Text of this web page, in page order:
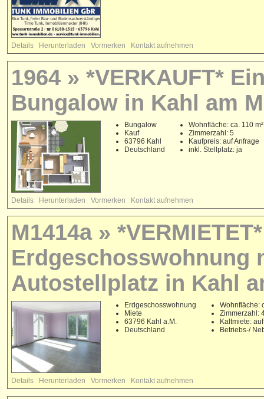
Details Herunterladen Vormerken Kontakt aufnehmen
1964 » *VERKAUFT*
Bungalow in Kahl am
Bungalow
Kauf
63796 Kahl
Deutschland
Wohnfläche: ca. 110 m²
Zimmerzahl: 5
Kaufpreis: auf Anfrage
inkl. Stellplatz: ja
Details Herunterladen Vormerken Kontakt aufnehmen
M1414a »
Erdgeschosswohnung
Autostellplatz in Kahl
Erdgeschosswohnung
Miete
63796 Kahl a.M.
Deutschland
Wohnfläche:
Zimmerzahl:
Kaltmiete:
Betriebs-/
Details Herunterladen Vormerken Kontakt aufnehmen